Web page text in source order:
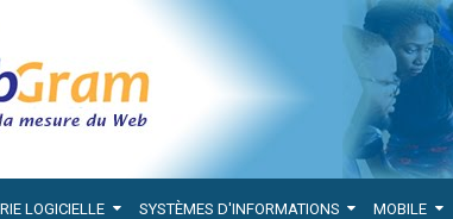
LOGICIELLE SYSTÈMES D'INFORMATIONS MOBILE